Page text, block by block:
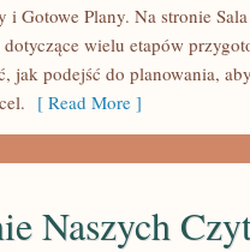
i Gotowe Plany. Na stronie
wielu etapów
jak podejść do planowania,
[ Read More ]
Naszych